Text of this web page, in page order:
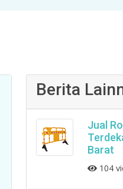
Berita
Jual
Barat
104